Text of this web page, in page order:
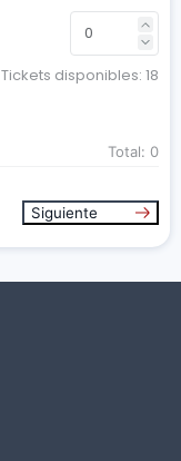
Tickets disponibles: 18
Total: 0
Siguiente